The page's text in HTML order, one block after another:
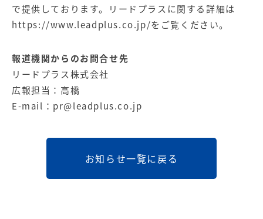
で提供しております。リードプラスに関する詳細は
https://www.leadplus.co.jp/をご覧ください。
報道機関からのお問合せ先
リードプラス株式会社
広報担当：高橋
E-mail： pr@leadplus.co.jp
お知らせ一覧に戻る